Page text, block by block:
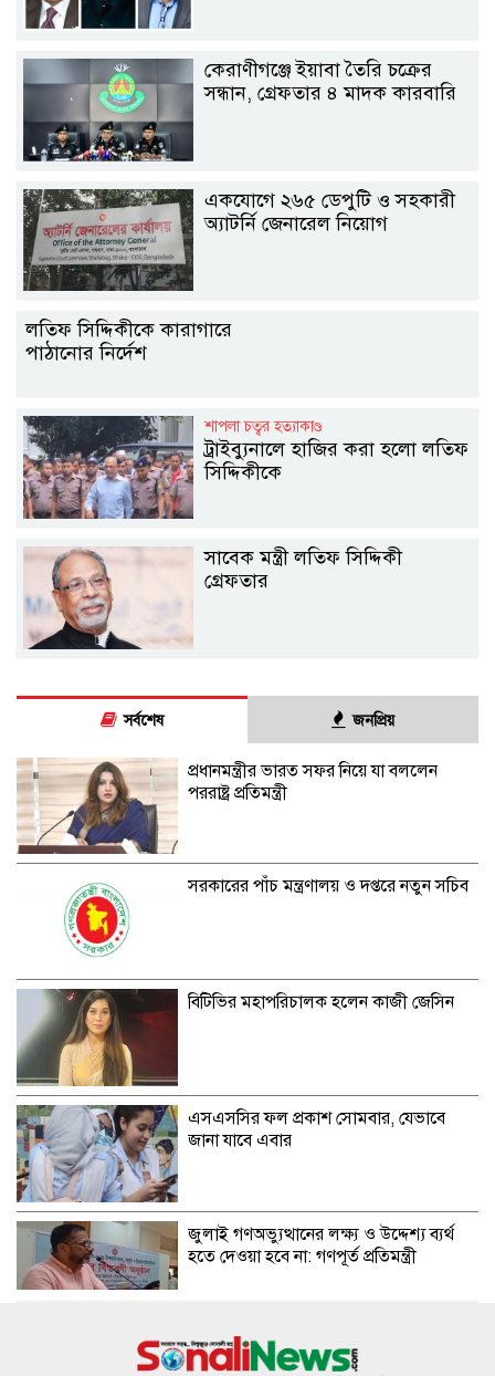
কেরাণীগঞ্জে ইয়াবা তৈরি চক্রের
সন্ধান, গ্রেফতার ৪ মাদক কারবারি
একযোগে ২৬৫ ডেপুটি ও সহকারী
অ্যাটর্নি জেনারেল নিয়োগ
লতিফ সিদ্দিকীকে কারাগারে
পাঠানোর নির্দেশ
শাপলা চত্বর হত্যাকাণ্ড
ট্রাইব্যুনালে হাজির করা হলো লতিফ
সিদ্দিকীকে
সাবেক মন্ত্রী লতিফ সিদ্দিকী
গ্রেফতার
সর্বশেষ জনপ্রিয়
প্রধানমন্ত্রীর ভারত সফর নিয়ে যা বললেন
পররাষ্ট্র প্রতিমন্ত্রী
সরকারের পাঁচ মন্ত্রণালয় ও দপ্তরে নতুন সচিব
বিটিভির মহাপরিচালক হলেন কাজী জেসিন
এসএসসির ফল প্রকাশ সোমবার, যেভাবে
জানা যাবে এবার
জুলাই গণঅভ্যুত্থানের লক্ষ্য ও উদ্দেশ্য ব্যর্থ
হতে দেওয়া হবে না: গণপূর্ত প্রতিমন্ত্রী
বিমানবন্দরে ভিআইপি-সিআইপিদেরও তল্লাশির